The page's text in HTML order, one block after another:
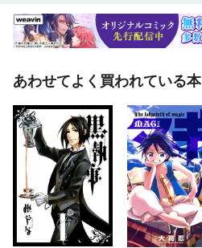
あわせてよく買われている本